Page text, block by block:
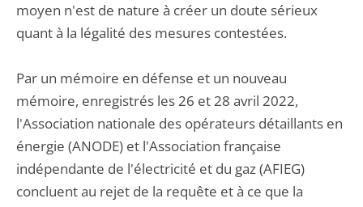
moyen n'est de nature à créer un doute sérieux
quant à la légalité des mesures contestées.
Par un mémoire en défense et un nouveau
mémoire, enregistrés les 26 et 28 avril 2022,
l'Association nationale des opérateurs détaillants en
énergie (ANODE) et l'Association française
indépendante de l'électricité et du gaz (AFIEG)
concluent au rejet de la requête et à ce que la